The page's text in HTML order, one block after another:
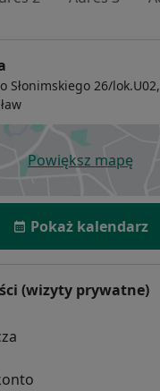
Słonimskiego 26/lok.U02,
Powiększ mapę
otwiera się
Pokaż kalendarz
(wizyty prywatne)